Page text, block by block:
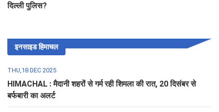
दिल्ली पुलिस?
इनसाइड हिमाचल
THU,18 DEC 2025
HIMACHAL : मैदानी शहरों से गर्म रही शिमला की रात, 20 दिसंबर से
बर्फबारी का अलर्ट